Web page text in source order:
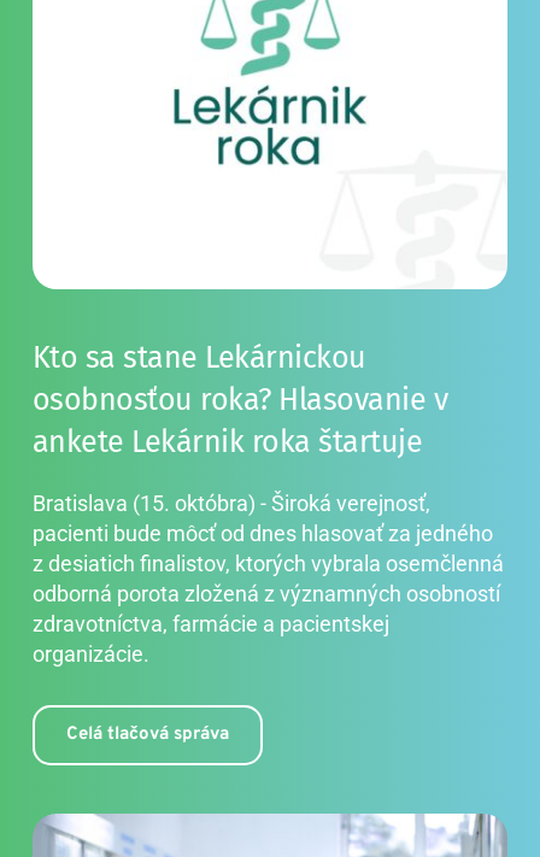
Kto sa stane Lekárnickou
osobnosťou roka? Hlasovanie v
ankete Lekárnik roka štartuje
Bratislava (15. októbra) - Široká verejnosť,
pacienti bude môcť od dnes hlasovať za jedného
z desiatich finalistov, ktorých vybrala osemčlenná
odborná porota zložená z významných osobností
zdravotníctva, farmácie a pacientskej
organizácie.
Celá tlačová správa